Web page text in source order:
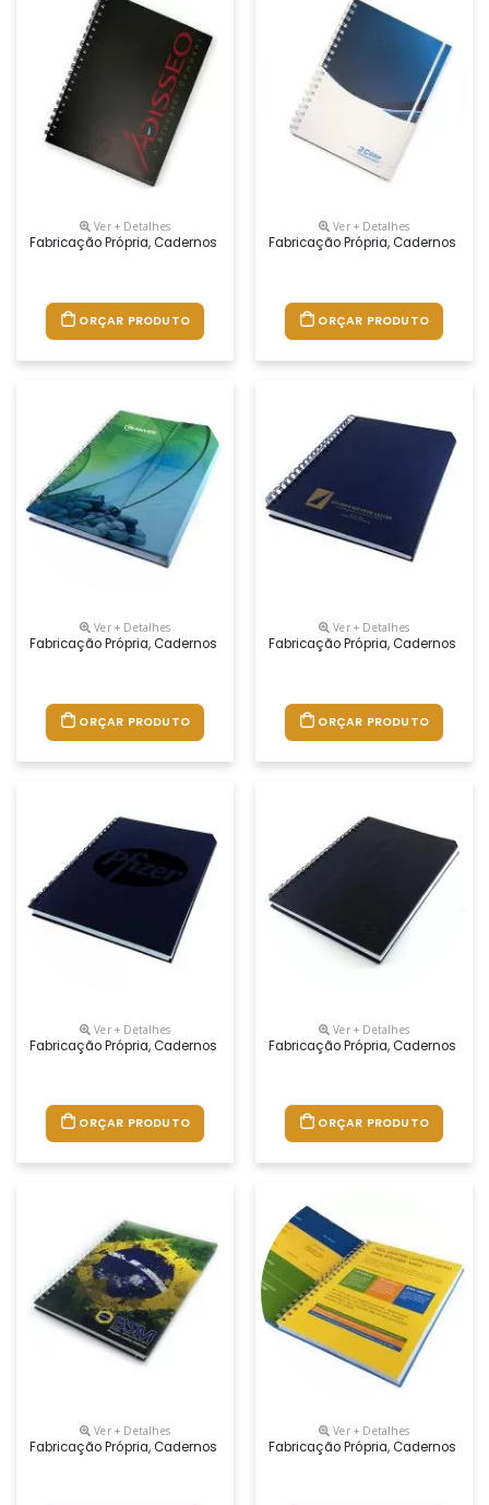
Ver + Detalhes
Fabricação Própria, Cadernos Personalizados Do Seu Jeito.tamanhos
ORÇAR PRODUTO
Ver + Detalhes
Fabricação Própria, Cadernos
ORÇAR PRODUTO
Ver + Detalhes
Fabricação Própria, Cadernos Personalizados Do Seu Jeito.tamanhos
ORÇAR PRODUTO
Ver + Detalhes
Fabricação Própria, Cadernos
ORÇAR PRODUTO
Ver + Detalhes
Fabricação Própria, Cadernos Personalizados Do Seu Jeito.tamanhos
ORÇAR PRODUTO
Ver + Detalhes
Fabricação Própria, Cadernos
ORÇAR PRODUTO
Ver + Detalhes
Fabricação Própria, Cadernos Personalizados Do Seu Jeito.tamanhos
Ver + Detalhes
Fabricação Própria, Cadernos